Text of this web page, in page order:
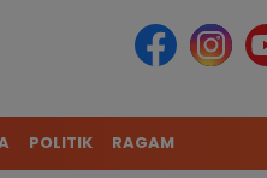
POLITIK RAGAM